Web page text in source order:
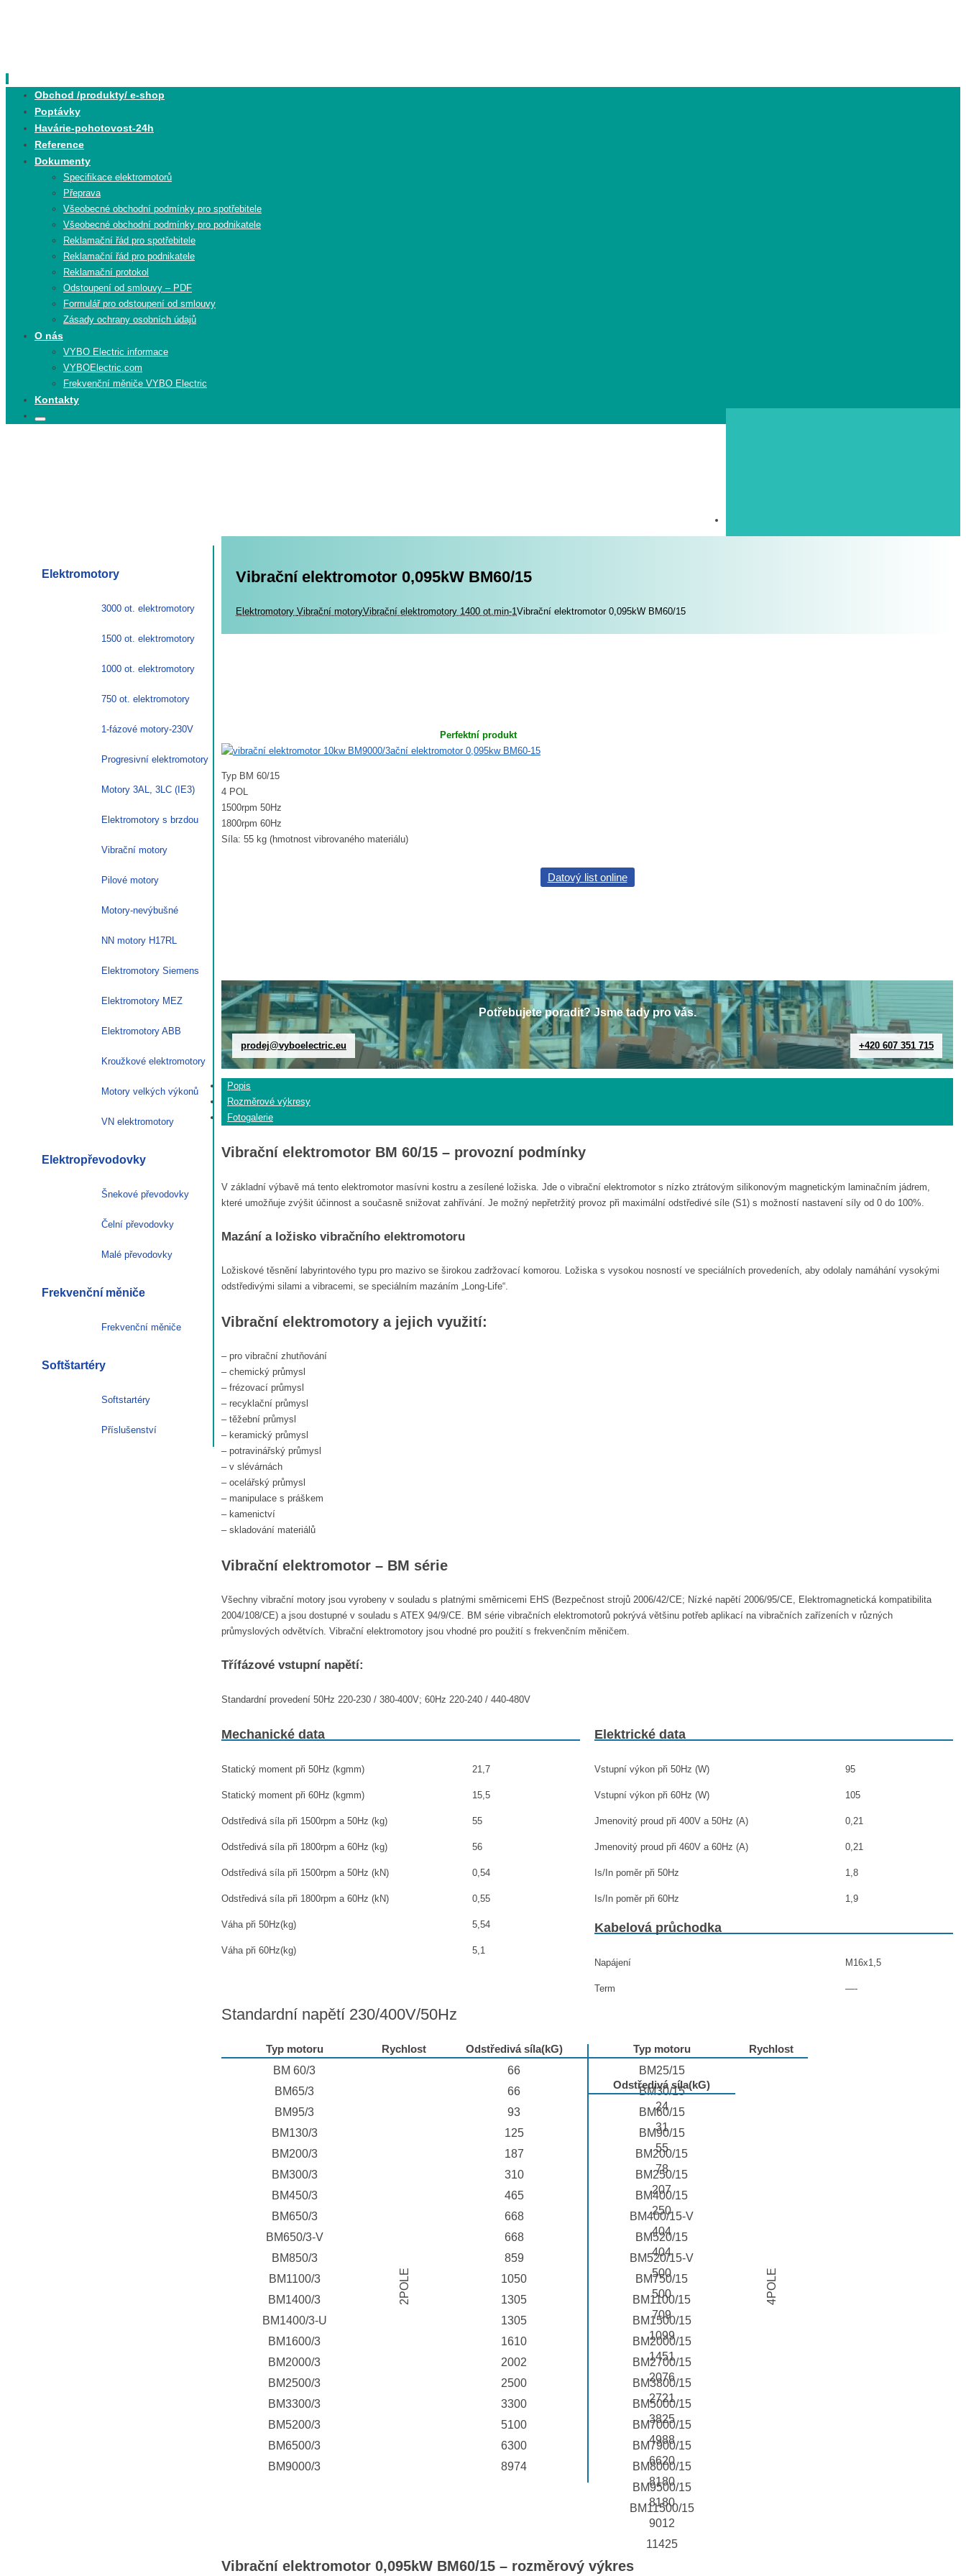
content
Obchod /produkty/ e-shop
Poptávky
Havárie-pohotovost-24h
Reference
Dokumenty
Specifikace elektromotorů
Přeprava
Všeobecné obchodní podmínky pro spotřebitele
Všeobecné obchodní podmínky pro podnikatele
Reklamační řád pro spotřebitele
Reklamační řád pro podnikatele
Reklamační protokol
Odstoupení od smlouvy – PDF
Formulář pro odstoupení od smlouvy
Zásady ochrany osobních údajů
O nás
VYBO Electric informace
VYBOElectric.com
Frekvenční měniče VYBO Electric
Kontakty
Search
Search
Vibrační elektromotor 0,095kW BM60/15
Elektromotory Elektromotory
Vibrační motoryVibrační elektromotory 1400 ot.min-1Vibrační elektromotor 0,095kW BM60/15
Perfektní produkt
Typ BM 60/15
4 POL
1500rpm 50Hz
1800rpm 60Hz
Síla: 55 kg (hmotnost vibrovaného materiálu)
Datový list online
Potřebujete poradit? Jsme tady pro vás.
prodej@vyboelectric.eu +420 607 351 715
Popis
Rozměrové výkresy
Fotogalerie
Vibrační elektromotor BM 60/15 – provozní podmínky
V základní výbavě má tento elektromotor masívni kostru a zesílené ložiska. Jde o vibrační elektromotor s nízko ztrátovým silikonovým magnetickým laminačním jádrem,
které umožňuje zvýšit účinnost a současně snižovat zahřívání. Je možný nepřetržitý provoz při maximální odstředivé síle (S1) s možností nastavení síly od 0 do 100%.
Mazání a ložisko vibračního elektromotoru
Ložiskové těsnění labyrintového typu pro mazivo se širokou zadržovací komorou. Ložiska s vysokou nosností ve speciálních provedeních, aby odolaly namáhání vysokými
odstředivými silami a vibracemi, se speciálním mazáním „Long-Life“.
Vibrační elektromotory a jejich využití:
– pro vibrační zhutňování
– chemický průmysl
– frézovací průmysl
– recyklační průmysl
– těžební průmysl
– keramický průmysl
– potravinářský průmysl
– v slévárnách
– ocelářský průmysl
– manipulace s práškem
– kamenictví
– skladování materiálů
Vibrační elektromotor – BM série
Všechny vibrační motory jsou vyrobeny v souladu s platnými směrnicemi EHS (Bezpečnost strojů 2006/42/CE; Nízké napětí 2006/95/CE, Elektromagnetická kompatibilita
2004/108/CE) a jsou dostupné v souladu s ATEX 94/9/CE. BM série vibračních elektromotorů pokrývá většinu potřeb aplikací na vibračních zařízeních v různých
průmyslových odvětvích. Vibrační elektromotory jsou vhodné pro použití s ​​frekvenčním měničem.
Třífázové vstupní napětí:
Standardní provedení 50Hz 220-230 / 380-400V; 60Hz 220-240 / 440-480V
Mechanické data
Statický moment při 50Hz (kgmm) 21,7
Statický moment při 60Hz (kgmm) 15,5
Odstředivá síla při 1500rpm a 50Hz (kg) 55
Odstředivá síla při 1800rpm a 60Hz (kg) 56
Odstředivá síla při 1500rpm a 50Hz (kN) 0,54
Odstředivá síla při 1800rpm a 60Hz (kN) 0,55
Váha při 50Hz(kg) 5,54
Váha při 60Hz(kg) 5,1
Elektrické data
Vstupní výkon při 50Hz (W) 95
Vstupní výkon při 60Hz (W) 105
Jmenovitý proud při 400V a 50Hz (A) 0,21
Jmenovitý proud při 460V a 60Hz (A) 0,21
Is/In poměr při 50Hz 1,8
Is/In poměr při 60Hz 1,9
Kabelová průchodka
Napájení M16x1,5
Term —-
Standardní napětí 230/400V/50Hz
Typ motoru
BM 60/3
BM65/3
BM95/3
BM130/3
BM200/3
BM300/3
BM450/3
BM650/3
BM650/3-V
BM850/3
BM1100/3
BM1400/3
BM1400/3-U
BM1600/3
BM2000/3
BM2500/3
BM3300/3
BM5200/3
BM6500/3
BM9000/3
Rychlost
2POLE
Odstředivá síla(kG)
66
66
93
125
187
310
465
668
668
859
1050
1305
1305
1610
2002
2500
3300
5100
6300
8974
Typ motoru
BM25/15
BM30/15
BM60/15
BM90/15
BM200/15
BM250/15
BM400/15
BM400/15-V
BM520/15
BM520/15-V
BM750/15
BM1100/15
BM1500/15
BM2000/15
BM2700/15
BM3800/15
BM5000/15
BM7000/15
BM7900/15
BM8000/15
BM9500/15
BM11500/15
Rychlost
4POLE
Odstředivá síla(kG)
24
31
55
78
207
250
404
404
500
500
709
1099
1451
2076
2721
3825
4988
6620
8180
8180
9012
11425
Vibrační elektromotor 0,095kW BM60/15 – rozměrový výkres
Elektromotory
3000 ot. elektromotory
1500 ot. elektromotory
1000 ot. elektromotory
750 ot. elektromotory
1-fázové motory-230V
Progresivní elektromotory
Motory 3AL, 3LC (IE3)
Elektromotory s brzdou
Vibrační motory
Pilové motory
Motory-nevýbušné
NN motory H17RL
Elektromotory Siemens
Elektromotory MEZ
Elektromotory ABB
Kroužkové elektromotory
Motory velkých výkonů
VN elektromotory
Elektropřevodovky
Šnekové převodovky
Čelní převodovky
Malé převodovky
Frekvenční měniče
Frekvenční měniče
Softštartéry
Softstartéry
Příslušenství